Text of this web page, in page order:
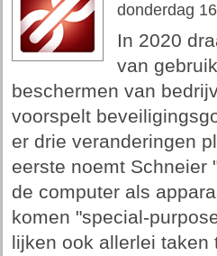
donderdag
In 2020
van
beschermen van
voorspelt
er drie veranderingen
eerste noemt Schneier
de computer als
komen "special-
lijken ook allerlei taken